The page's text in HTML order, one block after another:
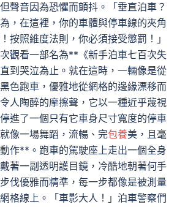
聲音因為恐懼而顫抖。「垂直泊車？
，在這裡，你的車體與停車線的夾角
照維度法則，你必須接受懲罰！」
觀看一部名為**《新手泊車七百次失
到哭泣為止。就在這時，一輛像是從
色跑車，優雅地從網格的邊緣漂移而
人陶醉的摩擦聲，它以一種近乎蔑視
進了一個只有它車身尺寸寬度的停車
像一場舞蹈，流暢、完包養美，且毫
作**。跑車的駕駛座上走出一個全身
著一副透明護目鏡，冷酷地朝著何手
伐優雅而精準，每一步都像是被測量
格線上。「車影大人！」泊車警察們